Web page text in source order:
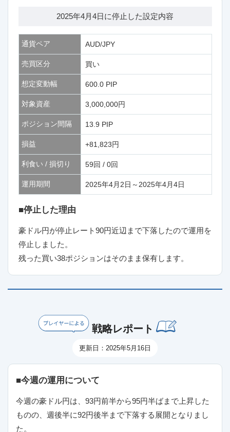
2025年4月4日に停止した設定内容
通貨ペア AUD/JPY
売買区分 買い
想定変動幅 600.0 PIP
対象資産 3,000,000円
ポジション間隔 13.9 PIP
損益 +81,823円
利食い / 損切り 59回 / 0回
運用期間 2025年4月2日～2025年4月4日
■停止した理由
豪ドル円が停止レート90円近辺まで下落したので運用を
停止しました。
残った買い38ポジションはそのまま保有します。
戦略レポート
更新日：2025年5月16日
■今週の運用について
今週の豪ドル円は、93円前半から95円半ばまで上昇した
ものの、週後半に92円後半まで下落する展開となりまし
た。